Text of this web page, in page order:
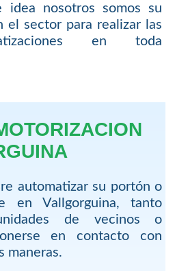
idea nosotros somos su
el sector para realizar las
en toda
automatizar su portón o
en Vallgorguina, tanto
de vecinos o
en contacto con
maneras.